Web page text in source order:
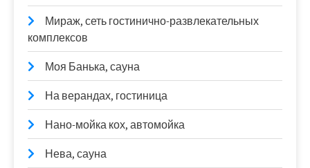
Мираж, сеть гостинично-развлекательных
комплексов
Моя Банька, сауна
На верандах, гостиница
Нано-мойка кох, автомойка
Нева, сауна